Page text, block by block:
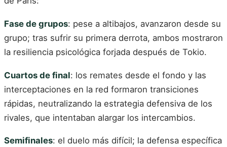
Fase de grupos: pese a altibajos, avanzaron desde su
grupo; tras sufrir su primera derrota, ambos mostraron
la resiliencia psicológica forjada después de Tokio.
Cuartos de final: los remates desde el fondo y las
interceptaciones en la red formaron transiciones
rápidas, neutralizando la estrategia defensiva de los
rivales, que intentaban alargar los intercambios.
Semifinales: el duelo más difícil; la defensa específica